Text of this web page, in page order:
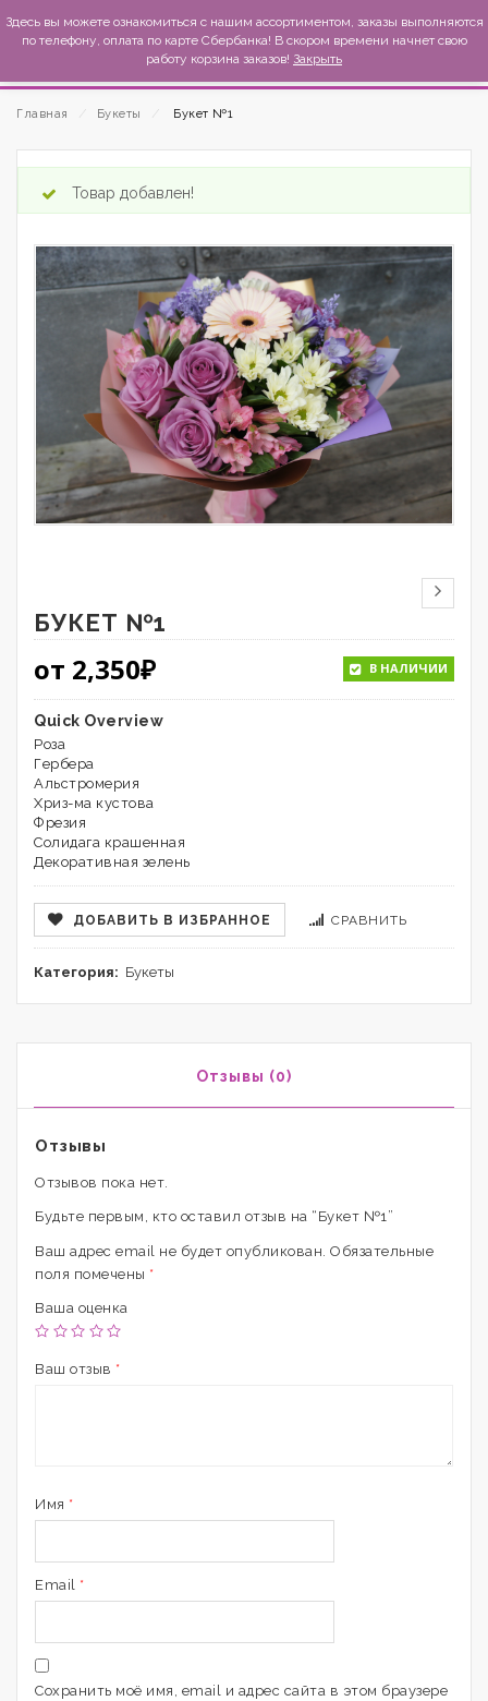
MexиKo
Главная Букеты Букет №1
Товар добавлен!
БУКЕТ №1
от 2,350₽ В НАЛИЧИИ
Quick Overview
Роза
Гербера
Альстромерия
Хриз-ма кустова
Фрезия
Солидага крашенная
Декоративная зелень
ДОБАВИТЬ В ИЗБРАННОЕ СРАВНИТЬ
Категория: Букеты
Отзывы (0)
Отзывы
Отзывов пока нет.
Будьте первым, кто оставил отзыв на “Букет №1”
Ваш адрес email не будет опубликован. Обязательные
поля помечены *
Ваша оценка
Ваш отзыв *
Имя *
Email *
Сохранить моё имя, email и адрес сайта в этом браузере
Здесь вы можете ознакомиться с нашим ассортиментом, заказы выполняются
по телефону, оплата по карте Сбербанка! В скором времени начнет свою
работу корзина заказов! Закрыть